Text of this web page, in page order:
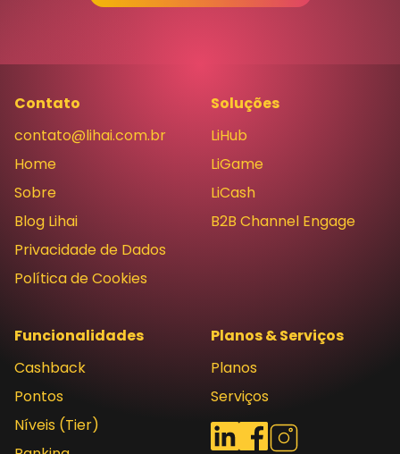
Contato
contato@lihai.com.br
Home
Sobre
Blog Lihai
Privacidade de Dados
Política de Cookies
Soluções
LiHub
LiGame
LiCash
B2B Channel Engage
Funcionalidades
Cashback
Pontos
Níveis (Tier)
Planos & Serviços
Planos
Serviços
Redes sociais
LinkedInFacebook
Instagram